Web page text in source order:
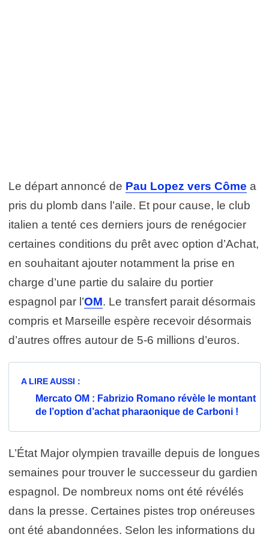
Le départ annoncé de Pau Lopez vers Côme a
pris du plomb dans l’aile. Et pour cause, le club
italien a tenté ces derniers jours de renégocier
certaines conditions du prêt avec option d’Achat,
en souhaitant ajouter notamment la prise en
charge d’une partie du salaire du portier
espagnol par l’OM. Le transfert parait désormais
compris et Marseille espère recevoir désormais
d’autres offres autour de 5-6 millions d’euros.
A LIRE AUSSI :
Mercato OM : Fabrizio Romano révèle le montant
de l’option d’achat pharaonique de Carboni !
L’État Major olympien travaille depuis de longues
semaines pour trouver le successeur du gardien
espagnol. De nombreux noms ont été révélés
dans la presse. Certaines pistes trop onéreuses
ont été abandonnées. Selon les informations du